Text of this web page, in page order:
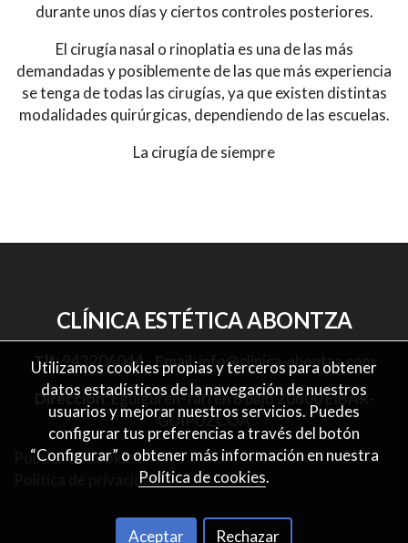
durante unos días y ciertos controles posteriores.
El cirugía nasal o rinoplatia es una de las más
demandadas y posiblemente de las que más experiencia
se tenga de todas las cirugías, ya que existen distintas
modalidades quirúrgicas, dependiendo de las escuelas.
La cirugía de siempre
CLÍNICA ESTÉTICA ABONTZA
Tlf:943206044-Email:info@clinica-abontza.com
Dirección: Eguiguren-Tarren 6 bajo 20600 EIBAR-
GUIPUZCOA
Política de cookies
Política de privacidad
Utilizamos cookies propias y terceros para obtener
datos estadísticos de la navegación de nuestros
usuarios y mejorar nuestros servicios. Puedes
configurar tus preferencias a través del botón
“Configurar” o obtener más información en nuestra
Política de cookies.
Aceptar Rechazar